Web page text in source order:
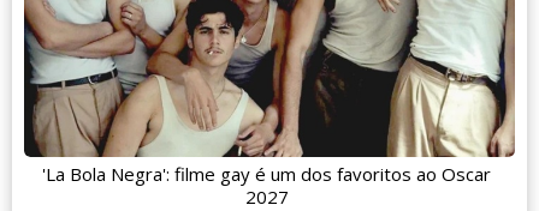
'La Bola Negra': filme gay é um dos favoritos ao Oscar
2027